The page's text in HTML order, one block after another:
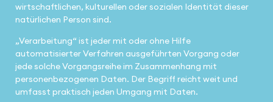
wirtschaftlichen, kulturellen oder sozialen Identität dieser
natürlichen Person sind.
„Verarbeitung“ ist jeder mit oder ohne Hilfe
automatisierter Verfahren ausgeführten Vorgang oder
jede solche Vorgangsreihe im Zusammenhang mit
personenbezogenen Daten. Der Begriff reicht weit und
umfasst praktisch jeden Umgang mit Daten.